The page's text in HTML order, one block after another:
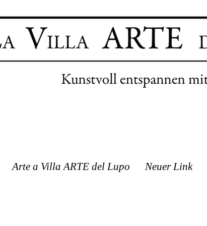
Arte a Villa ARTE del Lupo Neuer Link